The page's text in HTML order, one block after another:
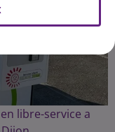
libre-service a